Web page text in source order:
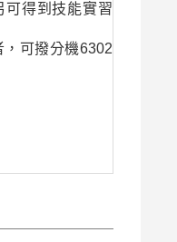
可得到技能實習
可撥分機6302